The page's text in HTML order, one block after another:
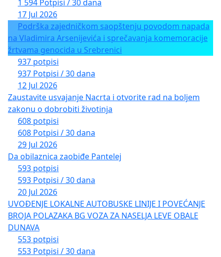
1 594 Potpisi / 30 dana
17 Jul 2026
Podrška zajedničkom saopštenju povodom napada
na Vladimira Arsenijevića i sprečavanja komemoracije
žrtvama genocida u Srebrenici
937 potpisi
937 Potpisi / 30 dana
12 Jul 2026
Zaustavite usvajanje Nacrta i otvorite rad na boljem
zakonu o dobrobiti životinja
608 potpisi
608 Potpisi / 30 dana
29 Jul 2026
Da obilaznica zaobiđe Pantelej
593 potpisi
593 Potpisi / 30 dana
20 Jul 2026
UVOĐENJE LOKALNE AUTOBUSKE LINIJE I POVEĆANJE
BROJA POLAZAKA BG VOZA ZA NASELJA LEVE OBALE
DUNAVA
553 potpisi
553 Potpisi / 30 dana